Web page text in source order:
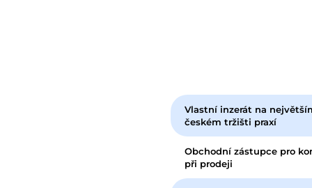
Vlastní inzerát na
českém tržišti praxí
Obchodní zástupce pro
při prodeji